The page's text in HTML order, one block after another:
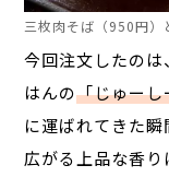
三枚肉そば（950円）
今回注文したのは
はんの「じゅーし
に運ばれてきた瞬
広がる上品な香